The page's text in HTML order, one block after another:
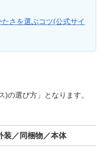
さを選ぶコツ(公式サイ
)の選び方」となります。
装／同梱物／本体